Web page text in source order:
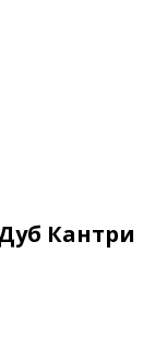
Кантри